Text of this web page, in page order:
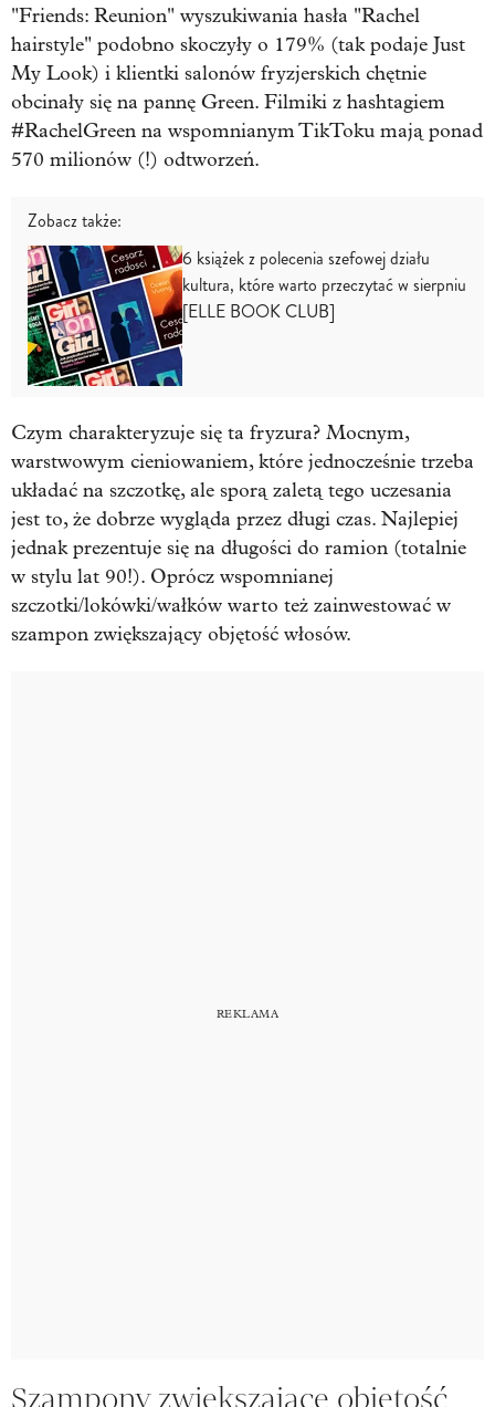
"Friends: Reunion" wyszukiwania hasła "Rachel
hairstyle" podobno skoczyły o 179% (tak podaje Just
My Look) i klientki salonów fryzjerskich chętnie
obcinały się na pannę Green. Filmiki z hashtagiem
#RachelGreen na wspomnianym TikToku mają ponad
570 milionów (!) odtworzeń.
Zobacz także:
6 książek z polecenia szefowej działu
kultura, które warto przeczytać w sierpniu
[ELLE BOOK CLUB]
Czym charakteryzuje się ta fryzura? Mocnym,
warstwowym cieniowaniem, które jednocześnie trzeba
układać na szczotkę, ale sporą zaletą tego uczesania
jest to, że dobrze wygląda przez długi czas. Najlepiej
jednak prezentuje się na długości do ramion (totalnie
w stylu lat 90!). Oprócz wspomnianej
szczotki/lokówki/wałków warto też zainwestować w
szampon zwiększający objętość włosów.
Szampony zwiększające objętość